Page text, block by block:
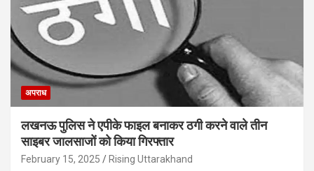
अपराध
लखनऊ पुलिस ने एपीके फाइल बनाकर ठगी करने वाले तीन
साइबर जालसाजों को किया गिरफ्तार
February 15, 2025 Rising Uttarakhand